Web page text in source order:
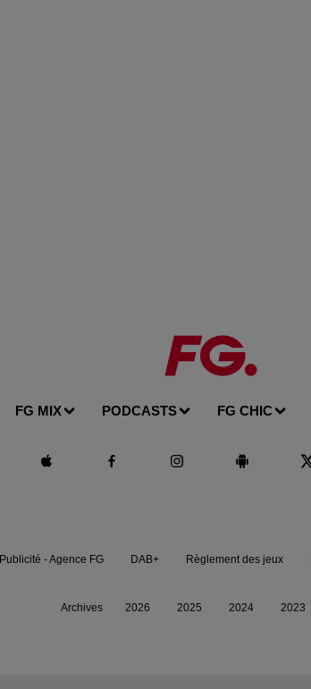
FG MIX PODCASTS FG CHIC
Publicité - Agence FG DAB+ Règlement des jeux
Archives 2026 2025 2024 2023